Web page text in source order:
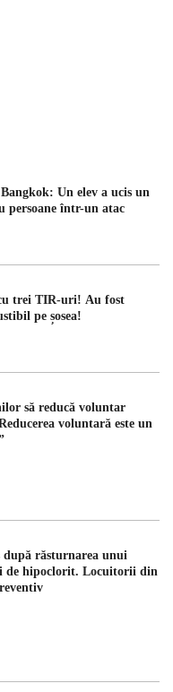
Un elev a ucis un
persoane într-un atac
trei TIR-uri! Au fost
pe șosea!
să reducă voluntar
voluntară este un
răsturnarea unui
de hipoclorit. Locuitorii din